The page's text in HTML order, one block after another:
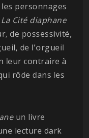
personnages
La Cité diaphane
de possessivité,
de l'orgueil
leur contraire à
rôde dans les
un livre
lecture dark